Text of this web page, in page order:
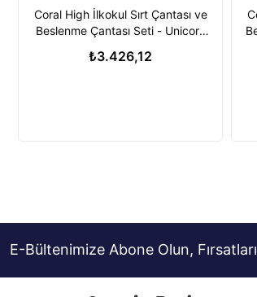
Coral High İlkokul Sırt Çantası ve
Beslenme Çantası Seti - Unicorn
₺3.426,12
E-Bültenimize Abone Olun, Fırsatları